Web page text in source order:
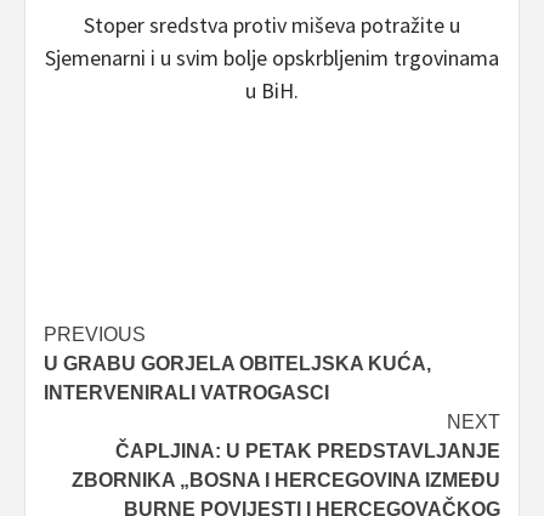
Stoper sredstva protiv miševa potražite u
Sjemenarni i u svim bolje opskrbljenim trgovinama
u BiH.
Post
navigation
PREVIOUS
U GRABU GORJELA OBITELJSKA KUĆA,
INTERVENIRALI VATROGASCI
NEXT
ČAPLJINA: U PETAK PREDSTAVLJANJE
ZBORNIKA „BOSNA I HERCEGOVINA IZMEĐU
BURNE POVIJESTI I HERCEGOVAČKOG